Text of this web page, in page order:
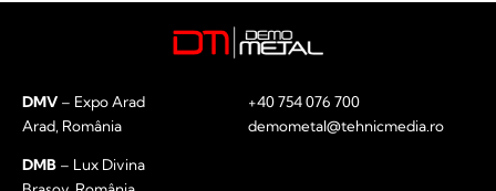
DMV – Expo Arad
Arad, România
DMB – Lux Divina
+40 754 076 700
demometal@tehnicmedia.ro